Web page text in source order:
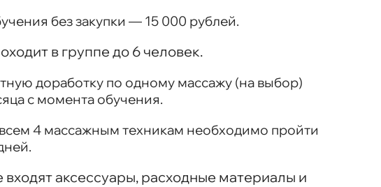
без закупки — 15 000 рублей.
в группе до 6 человек.
доработку по одному массажу (на выбор)
с момента обучения.
4 массажным техникам необходимо пройти
входят аксессуары, расходные материалы и